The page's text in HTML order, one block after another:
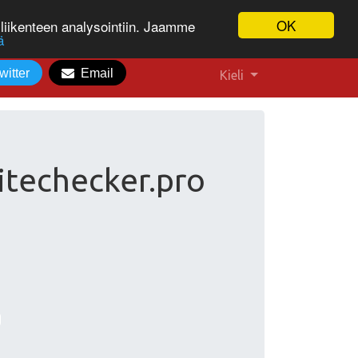
OK
analysointiin. Jaamme
Email Kieli